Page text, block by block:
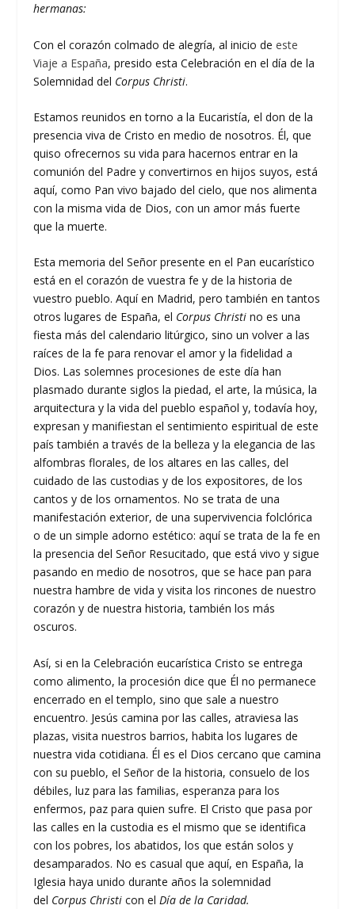
hermanas:
Con el corazón colmado de alegría, al inicio deeste
Viaje a España, presido esta Celebración en el día de la
Solemnidad del Corpus Christi.
Estamos reunidos en torno a la Eucaristía, el don de la
presencia viva de Cristo en medio de nosotros. Él, que
quiso ofrecernos su vida para hacernos entrar en la
comunión del Padre y convertirnos en hijos suyos, está
aquí, como Pan vivo bajado del cielo, que nos alimenta
con la misma vida de Dios, con un amor más fuerte
que la muerte.
Esta memoria del Señor presente en el Pan eucarístico
está en el corazón de vuestra fe y de la historia de
vuestro pueblo. Aquí en Madrid, pero también en tantos
otros lugares de España, el Corpus Christi no es una
fiesta más del calendario litúrgico, sino un volver a las
raíces de la fe para renovar el amor y la fidelidad a
Dios. Las solemnes procesiones de este día han
plasmado durante siglos la piedad, el arte, la música, la
arquitectura y la vida del pueblo español y, todavía hoy,
expresan y manifiestan el sentimiento espiritual de este
país también a través de la belleza y la elegancia de las
alfombras florales, de los altares en las calles, del
cuidado de las custodias y de los expositores, de los
cantos y de los ornamentos. No se trata de una
manifestación exterior, de una supervivencia folclórica
o de un simple adorno estético: aquí se trata de la fe en
la presencia del Señor Resucitado, que está vivo y sigue
pasando en medio de nosotros, que se hace pan para
nuestra hambre de vida y visita los rincones de nuestro
corazón y de nuestra historia, también los más
oscuros.
Así, si en la Celebración eucarística Cristo se entrega
como alimento, la procesión dice que Él no permanece
encerrado en el templo, sino que sale a nuestro
encuentro. Jesús camina por las calles, atraviesa las
plazas, visita nuestros barrios, habita los lugares de
nuestra vida cotidiana. Él es el Dios cercano que camina
con su pueblo, el Señor de la historia, consuelo de los
débiles, luz para las familias, esperanza para los
enfermos, paz para quien sufre. El Cristo que pasa por
las calles en la custodia es el mismo que se identifica
con los pobres, los abatidos, los que están solos y
desamparados. No es casual que aquí, en España, la
Iglesia haya unido durante años la solemnidad
del Corpus Christi con el Día de la Caridad.